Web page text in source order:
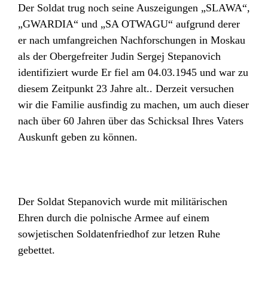
Der Soldat trug noch seine Auszeigungen „SLAWA“,
„GWARDIA“ und „SA OTWAGU“ aufgrund derer
er nach umfangreichen Nachforschungen in Moskau
als der Obergefreiter Judin Sergej Stepanovich
identifiziert wurde Er fiel am 04.03.1945 und war zu
diesem Zeitpunkt 23 Jahre alt.. Derzeit versuchen
wir die Familie ausfindig zu machen, um auch dieser
nach über 60 Jahren über das Schicksal Ihres Vaters
Auskunft geben zu können.
Der Soldat Stepanovich wurde mit militärischen
Ehren durch die polnische Armee auf einem
sowjetischen Soldatenfriedhof zur letzen Ruhe
gebettet.